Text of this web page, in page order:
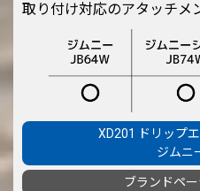
取り付け対応のアタッチメ
XD201 ドリップ
ジムニ
ブランドペー